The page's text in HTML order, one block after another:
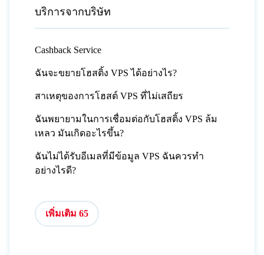
บริการจากบริษัท
Cashback Service
ฉันจะขยายโฮสติ้ง VPS ได้อย่างไร?
สาเหตุของการโฮสต์ VPS ที่ไม่เสถียร
ฉันพยายามในการเชื่อมต่อกับโฮสติ้ง VPS ล้ม
เหลว มันเกิดอะไรขึ้น?
ฉันไม่ได้รับอีเมลที่มีข้อมูล VPS ฉันควรทำ
อย่างไรดี?
เพิ่มเติม 65